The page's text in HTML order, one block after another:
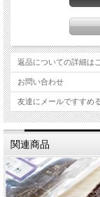
馬の赤身肉・内臓・軟
に海藻粉、醗酵
野菜類、醗酵果物類を
ておりません。小さく
美に最適です。
ディアラは、人用の馬
専門メーカーな
らではのノウハウで、
る愛犬に安心し
て与えることができま
おりません。
返品についての詳細は
お問い合わせ
友達にメールですすめ
関連商品